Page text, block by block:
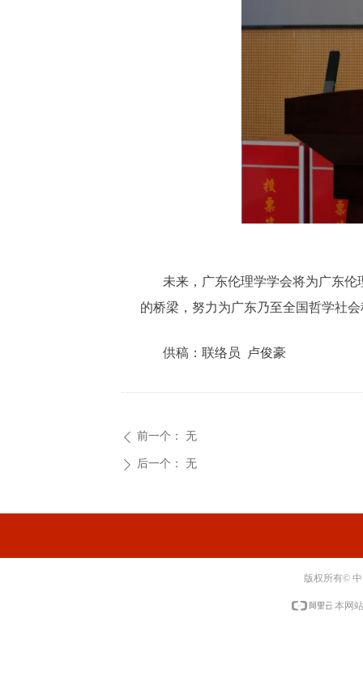
未来，广东伦理学学会将为广东
的桥梁，努力为广东乃至全国哲学社
供稿：联络员 卢俊豪
ꄴ 前一个： 无
ꄲ 后一个： 无
版权所有©
本网